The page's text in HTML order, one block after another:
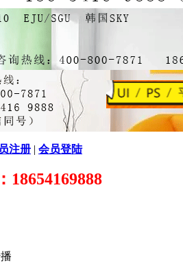
注册 | 会员登陆
18654169888